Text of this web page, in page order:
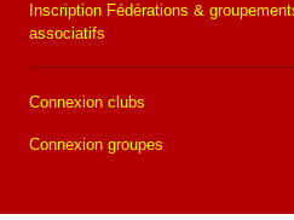
Inscription Fédérations &
associatifs
Connexion clubs
Connexion groupes